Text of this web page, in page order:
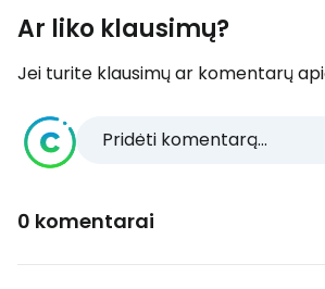
Ar liko klausimų?
Jei turite klausimų ar komentarų
Pridėti komentarą...
0 komentarai